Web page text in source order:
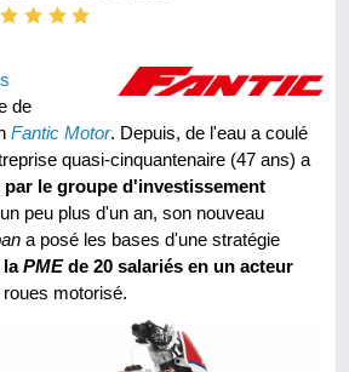
de
Fantic Motor. Depuis, de l'eau a coulé
quasi-cinquantenaire (47 ans) a
par le groupe d'investissement
peu plus d'un an, son nouveau
a posé les bases d'une stratégie
laPMEde 20 salariés en un acteur
roues motorisé.